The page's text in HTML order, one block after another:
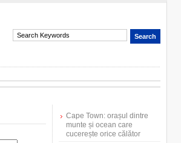
Cape Town: orașul dintre
munte și ocean care
cucerește orice călător